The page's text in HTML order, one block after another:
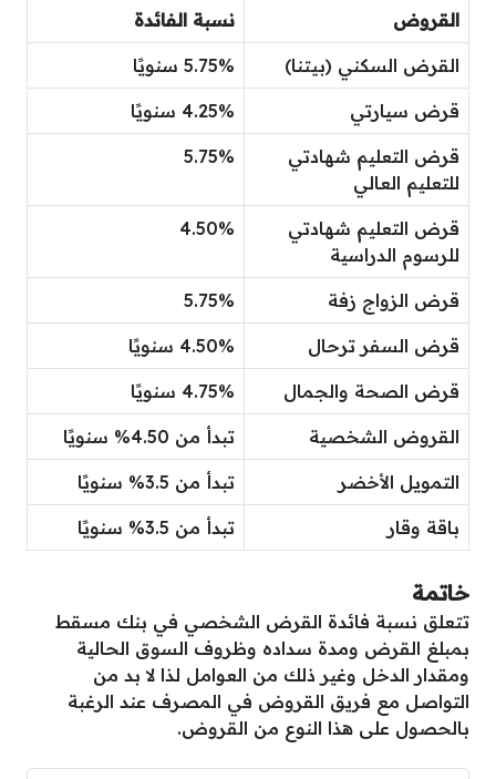
القروض نسبة الفائدة
القرض السكني (بيتنا) 5.75% سنويًا
قرض سيارتي 4.25% سنويًا
قرض التعليم شهادتي
للتعليم العالي
5.75%
قرض التعليم شهادتي
للرسوم الدراسية
4.50%
قرض الزواج زفة 5.75%
قرض السفر ترحال 4.50% سنويًا
قرض الصحة والجمال 4.75% سنويًا
القروض الشخصية تبدأ من 4.50% سنويًا
التمويل الأخضر تبدأ من 3.5% سنويًا
باقة وقار تبدأ من 3.5% سنويًا
خاتمة
تتعلق نسبة فائدة القرض الشخصي في بنك مسقط
بمبلغ القرض ومدة سداده وظروف السوق الحالية
ومقدار الدخل وغير ذلك من العوامل لذا لا بد من
التواصل مع فريق القروض في المصرف عند الرغبة
بالحصول على هذا النوع من القروض.